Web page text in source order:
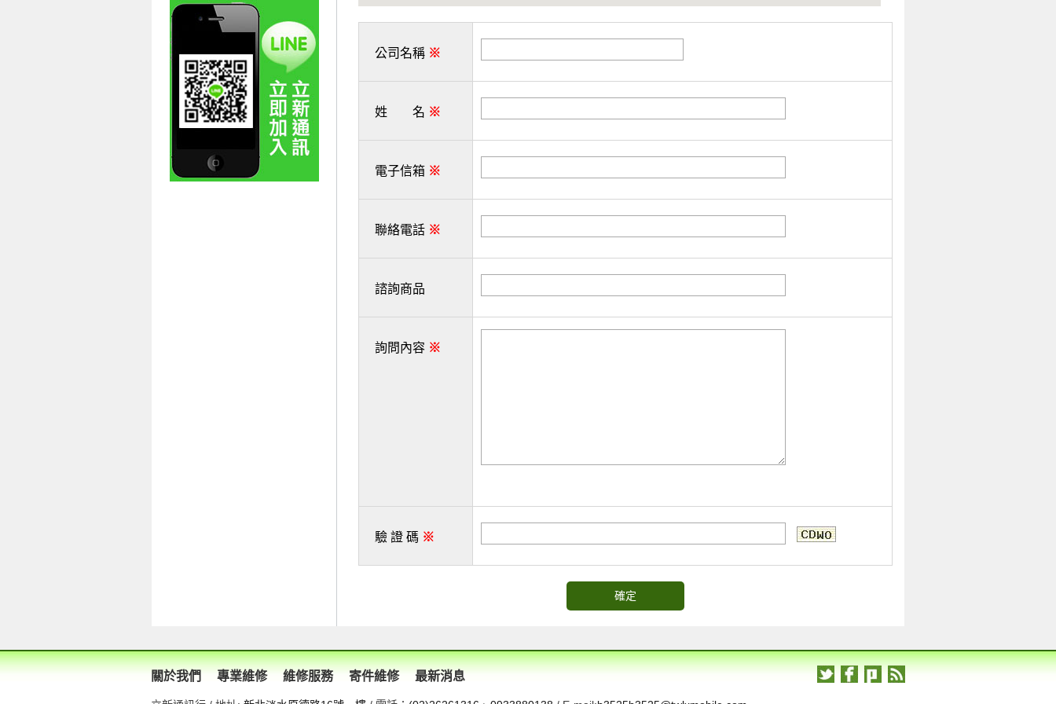
公司名稱 ※
姓 名 ※
電子信箱 ※
聯絡電話 ※
諮詢商品
詢問內容 ※
驗 證 碼 ※
確定
關於我們 專業維修 維修服務 寄件維修 最新消息